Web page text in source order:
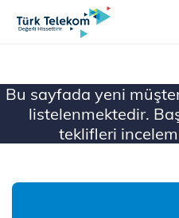
Bu sayfada yeni
listelenmektedir.
teklifleri
Ana Sayfa Mobil